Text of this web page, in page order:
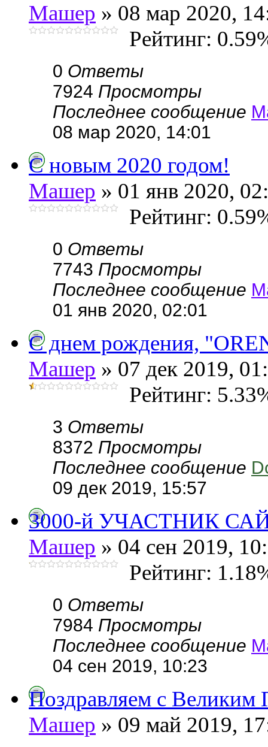
Машер » 08 мар 2020,
Рейтинг:
0 Ответы
7924 Просмотры
Последнее сообщение
08 мар 2020, 14:01
С новым 2020 годом!
Машер » 01 янв 2020,
Рейтинг:
0 Ответы
7743 Просмотры
Последнее сообщение
01 янв 2020, 02:01
С днем рождения,
Машер » 07 дек 2019,
Рейтинг:
3 Ответы
8372 Просмотры
Последнее сообщение
09 дек 2019, 15:57
3000-й УЧАСТНИК
Машер » 04 сен 2019,
Рейтинг:
0 Ответы
7984 Просмотры
Последнее сообщение
04 сен 2019, 10:23
Поздравляем с
Машер » 09 май 2019,